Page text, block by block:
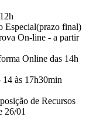
Especial(prazo final)
On-line - a partir
Online das 14h
às 17h30min
de Recursos
26/01